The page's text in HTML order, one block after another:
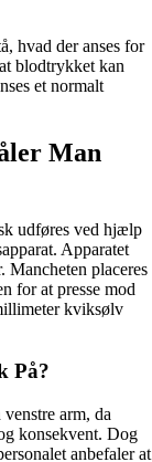
hvad der anses for
blodtrykket kan
et normalt
Man
udføres ved hjælp
Apparatet
Mancheten placeres
for at presse mod
kviksølv
På?
arm, da
konsekvent. Dog
anbefaler at